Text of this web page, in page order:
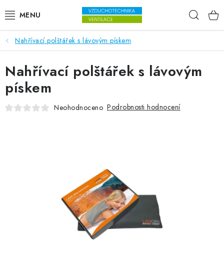
VENTILÁTORY
VZDUCHOTECHNIKA
REKUPERACE
ODVLHČOVAČE
ZVLHČOVAČE VZDUCHU PRŮMYSLOVÉ
Nahřívací polštářek s lávovým pískem
Nahřívací polštářek s lávovým
pískem
Neohodnoceno Podrobnosti hodnocení